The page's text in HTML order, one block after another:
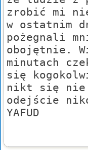
zrobić mi
w ostatnim
pożegnali
obojętnie.
minutach
się
nikt się nie
odejście
YAFUD